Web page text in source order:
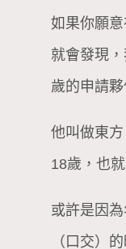
如果你願
就會發現
歲的申請夥
他叫做東
18歲，也
或許是因
（口交）